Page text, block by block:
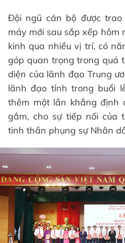
Đội ngũ cán bộ được
máy mới sau sắp xếp hôm
kinh qua nhiều vị trí, có
góp quan trọng trong quá
diện của lãnh đạo Trung
lãnh đạo tỉnh trong buổi
thêm một lần khẳng định
gắm, cho sự tiếp nối của
tinh thần phụng sự Nhân